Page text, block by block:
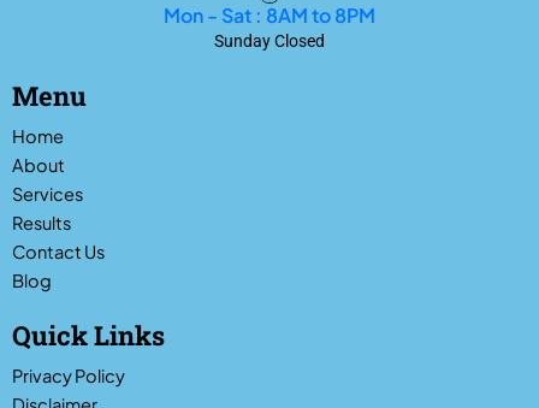
Mon - Sat : 8AM to 8PM
Sunday Closed
Menu
Home
About
Services
Results
Contact Us
Blog
Quick Links
Privacy Policy